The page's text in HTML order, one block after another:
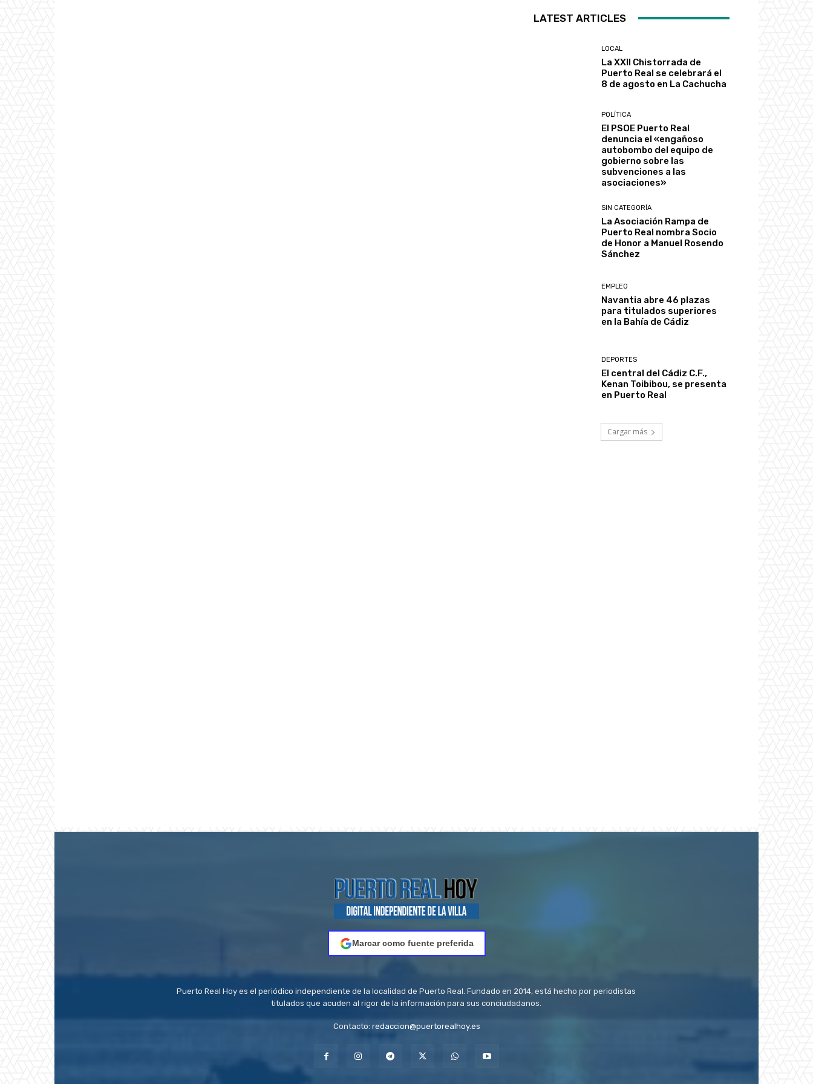
LATEST ARTICLES
LOCAL
La XXII Chistorrada de
Puerto Real se celebrará el
8 de agosto en La Cachucha
POLÍTICA
El PSOE Puerto Real
denuncia el «engañoso
autobombo del equipo de
gobierno sobre las
subvenciones a las
asociaciones»
SIN CATEGORÍA
La Asociación Rampa de
Puerto Real nombra Socio
de Honor a Manuel Rosendo
Sánchez
EMPLEO
Navantia abre 46 plazas
para titulados superiores
en la Bahía de Cádiz
DEPORTES
El central del Cádiz C.F.,
Kenan Toibibou, se presenta
en Puerto Real
Cargar más
Marcar como fuente preferida
Puerto Real Hoy es el periódico independiente de la localidad de Puerto Real. Fundado en 2014, está hecho por periodistas
titulados que acuden al rigor de la información para sus conciudadanos.
Contacto: redaccion@puertorealhoy.es